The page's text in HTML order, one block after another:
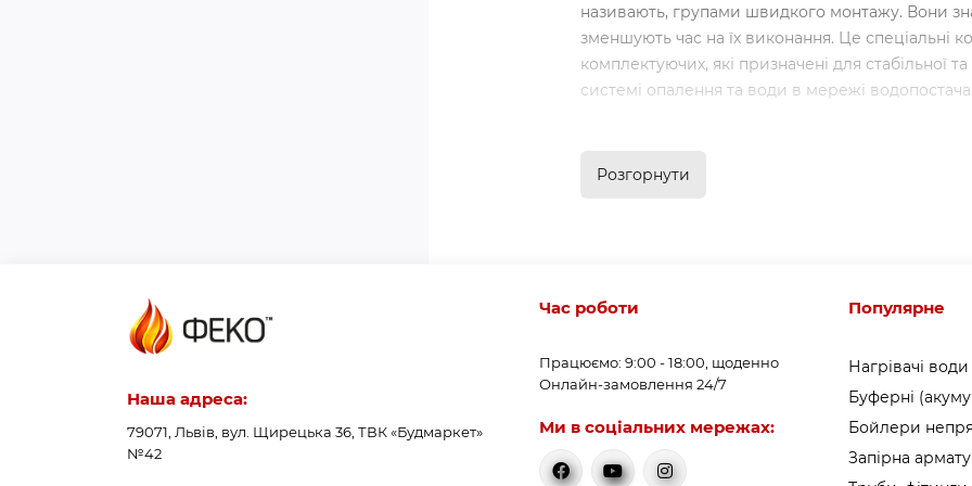
називають, групами швидкого монтажу. Вони
зменшують час на їх виконання. Це спеціальні
комплектуючих, які призначені для стабільної
системі опалення та води в мережі
груп
а точніше насосно-змішувальна група, є
температуру для панельного опалення. Група
циркуляції радіаторної системи до потреб
опалення.
Розгорнути
Наша адреса:
79071, Львів, вул. Щирецька 36, ТВК «Будмаркет»
№42
Час роботи
Працюємо: 9:00 - 18:00, щоденно
Онлайн-замовлення 24/7
Ми в соціальних мережах:
Популярне
Нагрівачі води
Буферні
Бойлери
Запірна